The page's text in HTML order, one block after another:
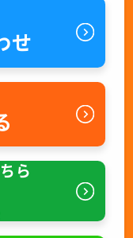
せ
ら